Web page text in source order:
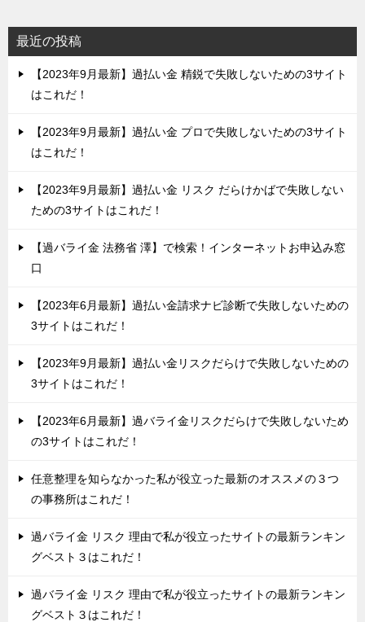
最近の投稿
【2023年9月最新】過払い金 精鋭で失敗しないための3サイト
はこれだ！
【2023年9月最新】過払い金 プロで失敗しないための3サイト
はこれだ！
【2023年9月最新】過払い金 リスク だらけかばで失敗しない
ための3サイトはこれだ！
【過バライ金 法務省 澤】で検索！インターネットお申込み窓
口
【2023年6月最新】過払い金請求ナビ診断で失敗しないための
3サイトはこれだ！
【2023年9月最新】過払い金リスクだらけで失敗しないための
3サイトはこれだ！
【2023年6月最新】過バライ金リスクだらけで失敗しないため
の3サイトはこれだ！
任意整理を知らなかった私が役立った最新のオススメの３つ
の事務所はこれだ！
過バライ金 リスク 理由で私が役立ったサイトの最新ランキン
グベスト３はこれだ！
過バライ金 リスク 理由で私が役立ったサイトの最新ランキン
グベスト３はこれだ！